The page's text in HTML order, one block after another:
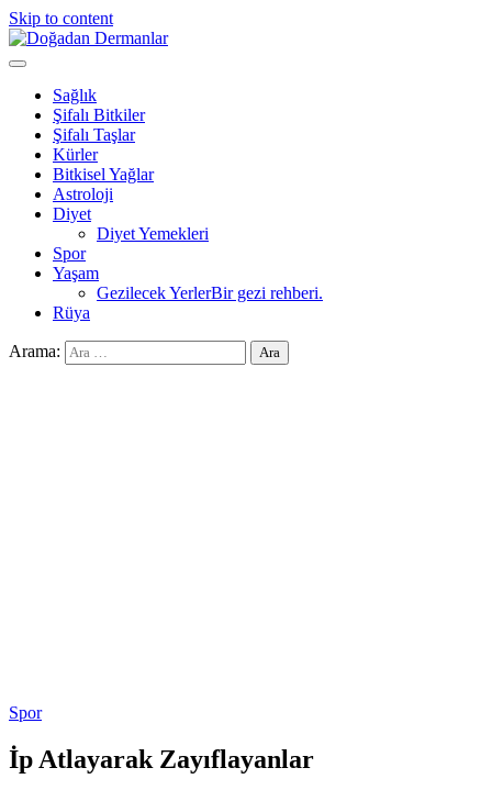
Skip to content
Sağlık
Şifalı Bitkiler
Şifalı Taşlar
Kürler
Bitkisel Yağlar
Astroloji
Diyet
Diyet Yemekleri
Spor
Yaşam
Gezilecek YerlerBir gezi rehberi.
Rüya
Arama:
Spor
İp Atlayarak Zayıflayanlar